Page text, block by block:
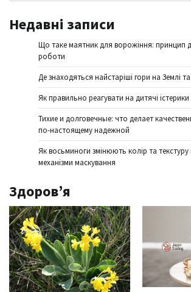
Недавні записи
Що таке маятник для ворожіння: принцип
роботи
Де знаходяться найстаріші гори на Землі та
Як правильно реагувати на дитячі істерики
Тихие и долговечные: что делает
по-настоящему надежной
Як восьминоги змінюють колір та текстуру
механізми маскування
Здоров’я